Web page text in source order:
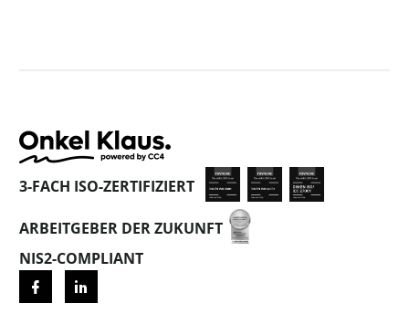
3-FACH ISO-ZERTIFIZIERT
ARBEITGEBER DER ZUKUNFT
NIS2-COMPLIANT